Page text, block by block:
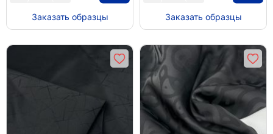
Заказать образцы Заказать образцы